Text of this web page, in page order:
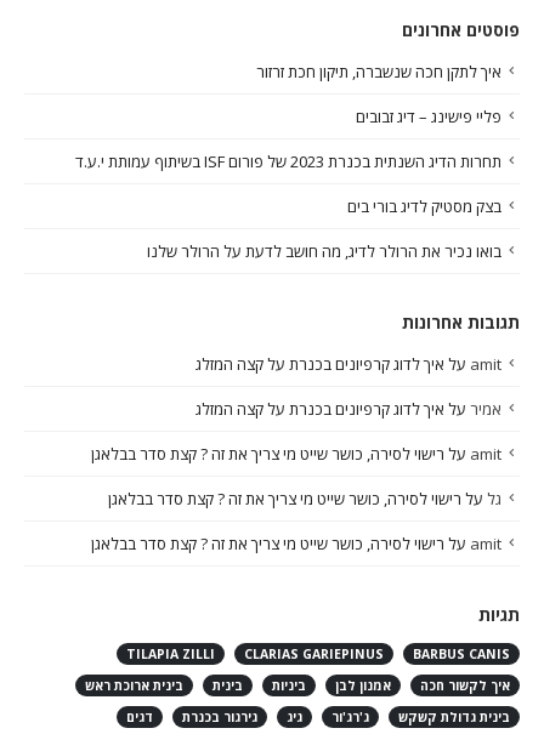
פוסטים אחרונים
איך לתקן חכה שנשברה, תיקון חכת זרזור
פליי פישינג – דיג זבובים
תחרות הדיג השנתית בכנרת 2023 של פורום ISF בשיתוף עמותת י.ע.ד
בצק מסטיק לדיג בורי בים
בואו נכיר את הרולר לדיג, מה חושב לדעת על הרולר שלנו
תגובות אחרונות
amit על איך לדוג קרפיונים בכנרת על קצה המזלג
אמיר על איך לדוג קרפיונים בכנרת על קצה המזלג
amit על רישוי לסירה, כושר שייט מי צריך את זה ? קצת סדר בבלאגן
גל על רישוי לסירה, כושר שייט מי צריך את זה ? קצת סדר בבלאגן
amit על רישוי לסירה, כושר שייט מי צריך את זה ? קצת סדר בבלאגן
תגיות
BARBUS CANIS
CLARIAS GARIEPINUS
TILAPIA ZILLI
איך לקשור חכה
אמנון לבן ביניות בינית
בינית ארוכת ראש
בינית גדולת קשקש
ג'רג'ור גיג גירגור בכנרת דגים